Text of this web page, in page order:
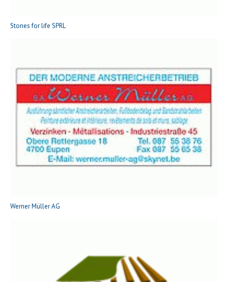
Stones for life SPRL
Werner Müller AG